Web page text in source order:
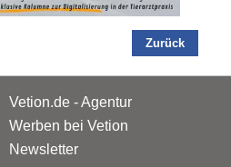
Zurück
Vetion.de - Agentur
Werben bei Vetion
Newsletter